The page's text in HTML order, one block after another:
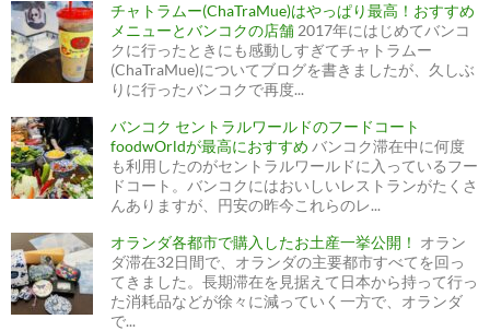
チャトラムー(ChaTraMue)はやっぱり最高！おすすめ
メニューとバンコクの店舗 2017年にはじめてバンコ
クに行ったときにも感動しすぎてチャトラムー
(ChaTraMue)についてブログを書きましたが、久しぶ
りに行ったバンコクで再度...
バンコク セントラルワールドのフードコート
foodwOrldが最高におすすめ バンコク滞在中に何度
も利用したのがセントラルワールドに入っているフー
ドコート。バンコクにはおいしいレストランがたくさ
んありますが、円安の昨今これらのレ...
オランダ各都市で購入したお土産一挙公開！ オラン
ダ滞在32日間で、オランダの主要都市すべてを回っ
てきました。長期滞在を見据えて日本から持って行っ
た消耗品などが徐々に減っていく一方で、オランダ
で...